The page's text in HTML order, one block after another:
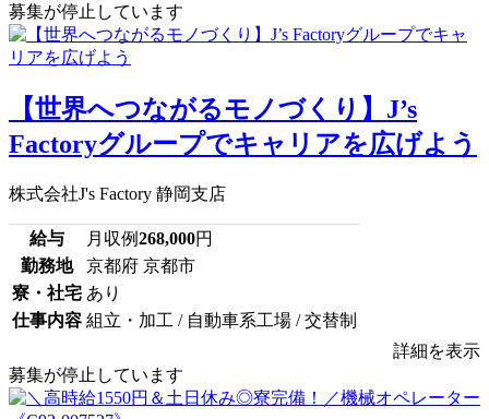
募集が停止しています
【世界へつながるモノづくり】J’s
Factoryグループでキャリアを広げよう
株式会社J's Factory 静岡支店
給与 月収例268,000円
勤務地
京都府 京都市
寮・社宅 あり
仕事内容 組立・加工 / 自動車系工場 / 交替制
詳細を表示
募集が停止しています